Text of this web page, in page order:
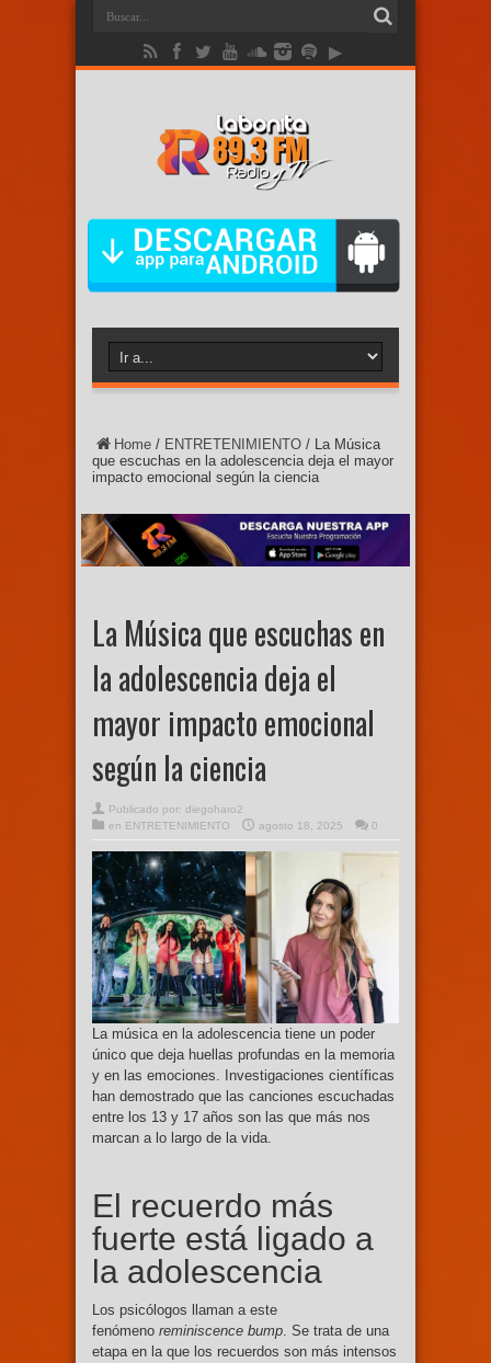
Home / ENTRETENIMIENTO / La Música
que escuchas en la adolescencia deja el mayor
impacto emocional según la ciencia
La Música que escuchas en
la adolescencia deja el
mayor impacto emocional
según la ciencia
Publicado por: diegoharo2
en ENTRETENIMIENTO agosto 18, 2025 0
La música en la adolescencia tiene un poder
único que deja huellas profundas en la memoria
y en las emociones. Investigaciones científicas
han demostrado que las canciones escuchadas
entre los 13 y 17 años son las que más nos
marcan a lo largo de la vida.
El recuerdo más
fuerte está ligado a
la adolescencia
Los psicólogos llaman a este
fenómeno reminiscence bump. Se trata de una
etapa en la que los recuerdos son más intensos